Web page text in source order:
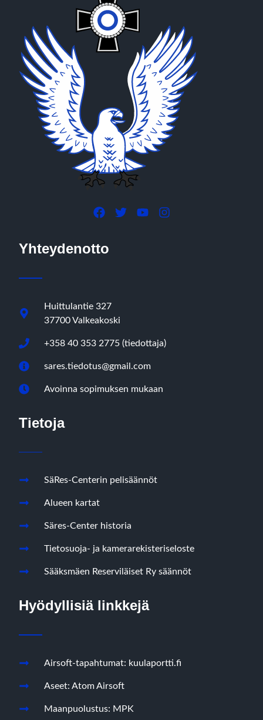
Yhteydenotto
Huittulantie 327
37700 Valkeakoski
+358 40 353 2775 (tiedottaja)
sares.tiedotus@gmail.com
Avoinna sopimuksen mukaan
Tietoja
SäRes-Centerin pelisäännöt
Alueen kartat
Säres-Center historia
Tietosuoja- ja kamerarekisteriseloste
Sääksmäen Reserviläiset Ry säännöt
Hyödyllisiä linkkejä
Airsoft-tapahtumat: kuulaportti.fi
Aseet: Atom Airsoft
Maanpuolustus: MPK